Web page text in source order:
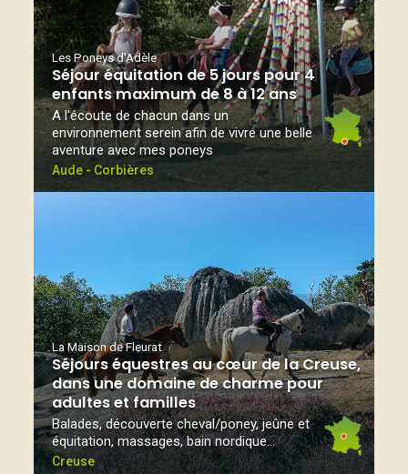
Les Poneys d'Adèle
Séjour équitation de 5 jours pour 4
enfants maximum de 8 à 12 ans
A l'écoute de chacun dans un
environnement serein afin de vivre une belle
aventure avec mes poneys
Aude - Corbières
La Maison de Fleurat
Séjours équestres au cœur de la Creuse,
dans une domaine de charme pour
adultes et familles
Balades, découverte cheval/poney, jeûne et
équitation, massages, bain nordique...
Creuse